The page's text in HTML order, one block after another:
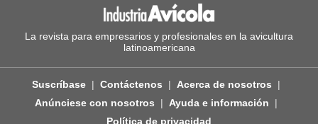
La revista para empresarios y profesionales en la avicultura
latinoamericana
Suscríbase Contáctenos
Acerca de nosotros
Anúnciese con nosotros
Ayuda e información
Política de privacidad